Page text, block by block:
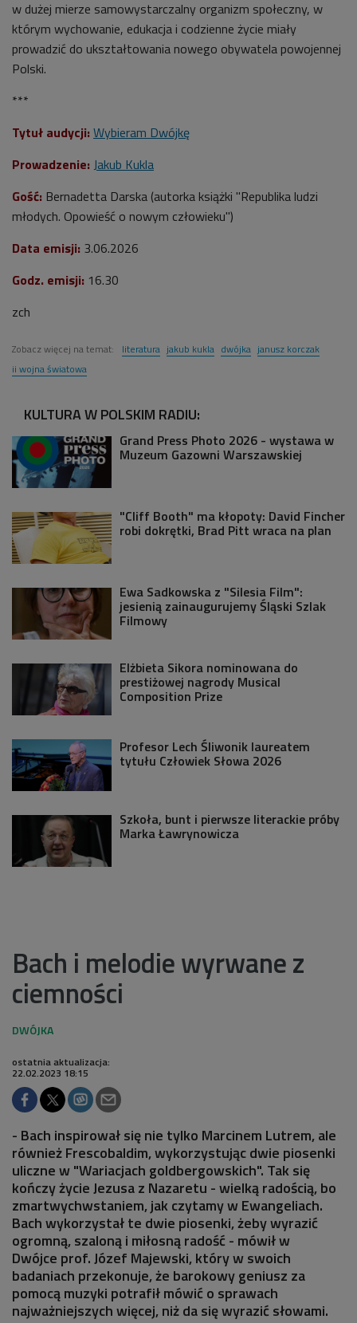
w dużej mierze samowystarczalny organizm społeczny, w
którym wychowanie, edukacja i codzienne życie miały
prowadzić do ukształtowania nowego obywatela powojennej
Polski.
***
Tytuł audycji: Wybieram Dwójkę
Prowadzenie: Jakub Kukla
Gość: Bernadetta Darska (autorka książki "Republika ludzi
młodych. Opowieść o nowym człowieku")
Data emisji: 3.06.2026
Godz. emisji: 16.30
zch
Zobacz więcej na temat: literatura jakub kukla dwójka janusz korczak
ii wojna światowa
KULTURA W POLSKIM RADIU:
Grand Press Photo 2026 - wystawa w
Muzeum Gazowni Warszawskiej
"Cliff Booth" ma kłopoty: David Fincher
robi dokrętki, Brad Pitt wraca na plan
Ewa Sadkowska z "Silesia Film":
jesienią zainaugurujemy Śląski Szlak
Filmowy
Elżbieta Sikora nominowana do
prestiżowej nagrody Musical
Composition Prize
Profesor Lech Śliwonik laureatem
tytułu Człowiek Słowa 2026
Szkoła, bunt i pierwsze literackie próby
Marka Ławrynowicza
Bach i melodie wyrwane z
ciemności
ostatnia aktualizacja:
22.02.2023 18:15
- Bach inspirował się nie tylko Marcinem Lutrem, ale
również Frescobaldim, wykorzystując dwie piosenki
uliczne w "Wariacjach goldbergowskich". Tak się
kończy życie Jezusa z Nazaretu - wielką radością, bo
zmartwychwstaniem, jak czytamy w Ewangeliach.
Bach wykorzystał te dwie piosenki, żeby wyrazić
ogromną, szaloną i miłosną radość - mówił w
Dwójce prof. Józef Majewski, który w swoich
badaniach przekonuje, że barokowy geniusz za
pomocą muzyki potrafił mówić o sprawach
najważniejszych więcej, niż da się wyrazić słowami.